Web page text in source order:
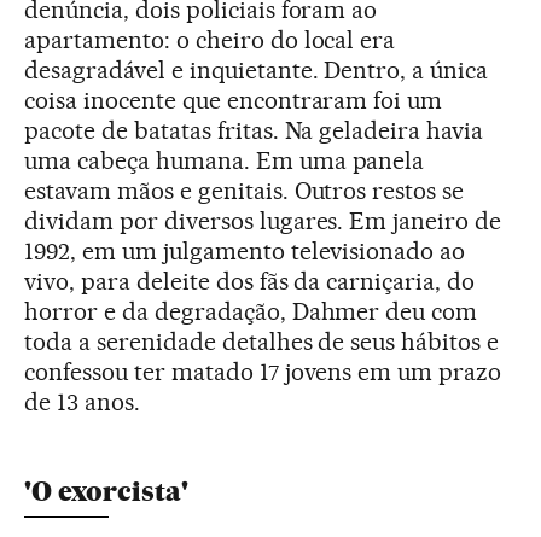
denúncia, dois policiais foram ao
apartamento: o cheiro do local era
desagradável e inquietante. Dentro, a única
coisa inocente que encontraram foi um
pacote de batatas fritas. Na geladeira havia
uma cabeça humana. Em uma panela
estavam mãos e genitais. Outros restos se
dividam por diversos lugares. Em janeiro de
1992, em um julgamento televisionado ao
vivo, para deleite dos fãs da carniçaria, do
horror e da degradação, Dahmer deu com
toda a serenidade detalhes de seus hábitos e
confessou ter matado 17 jovens em um prazo
de 13 anos.
'O exorcista'